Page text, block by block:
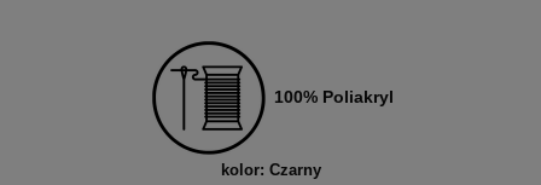
100% Poliakryl
kolor: Czarny